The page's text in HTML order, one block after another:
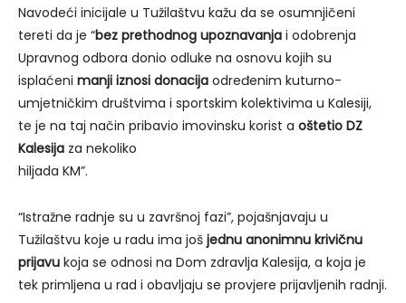
Navodeći inicijale u Tužilaštvu kažu da se osumnjičeni
tereti da je “bez prethodnog upoznavanja i odobrenja
Upravnog odbora donio odluke na osnovu kojih su
isplaćeni manji iznosi donacija određenim kuturno-
umjetničkim društvima i sportskim kolektivima u Kalesiji,
te je na taj način pribavio imovinsku korist a oštetio DZ
Kalesija za nekoliko
hiljada KM”.
“Istražne radnje su u završnoj fazi”, pojašnjavaju u
Tužilaštvu koje u radu ima još jednu anonimnu krivičnu
prijavu koja se odnosi na Dom zdravlja Kalesija, a koja je
tek primljena u rad i obavljaju se provjere prijavljenih radnji.